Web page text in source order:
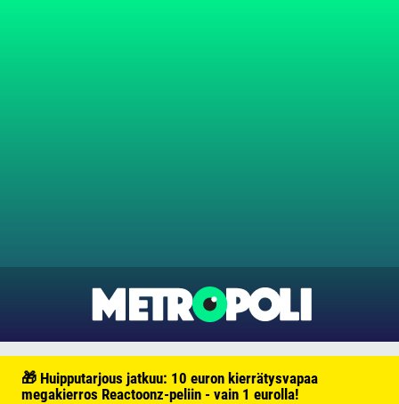
🎁 Huipputarjous jatkuu: 10 euron kierrätysvapaa
megakierros Reactoonz-peliin - vain 1 eurolla!